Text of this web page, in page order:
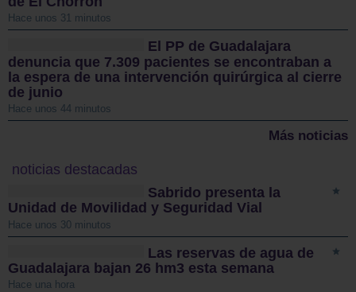
Hace unos 31 minutos
El PP de Guadalajara
denuncia que 7.309 pacientes se encontraban a
la espera de una intervención quirúrgica al cierre
de junio
Hace unos 44 minutos
Más noticias
noticias destacadas
Sabrido presenta la
Unidad de Movilidad y Seguridad Vial
Hace unos 30 minutos
Las reservas de agua de
Guadalajara bajan 26 hm3 esta semana
Hace una hora